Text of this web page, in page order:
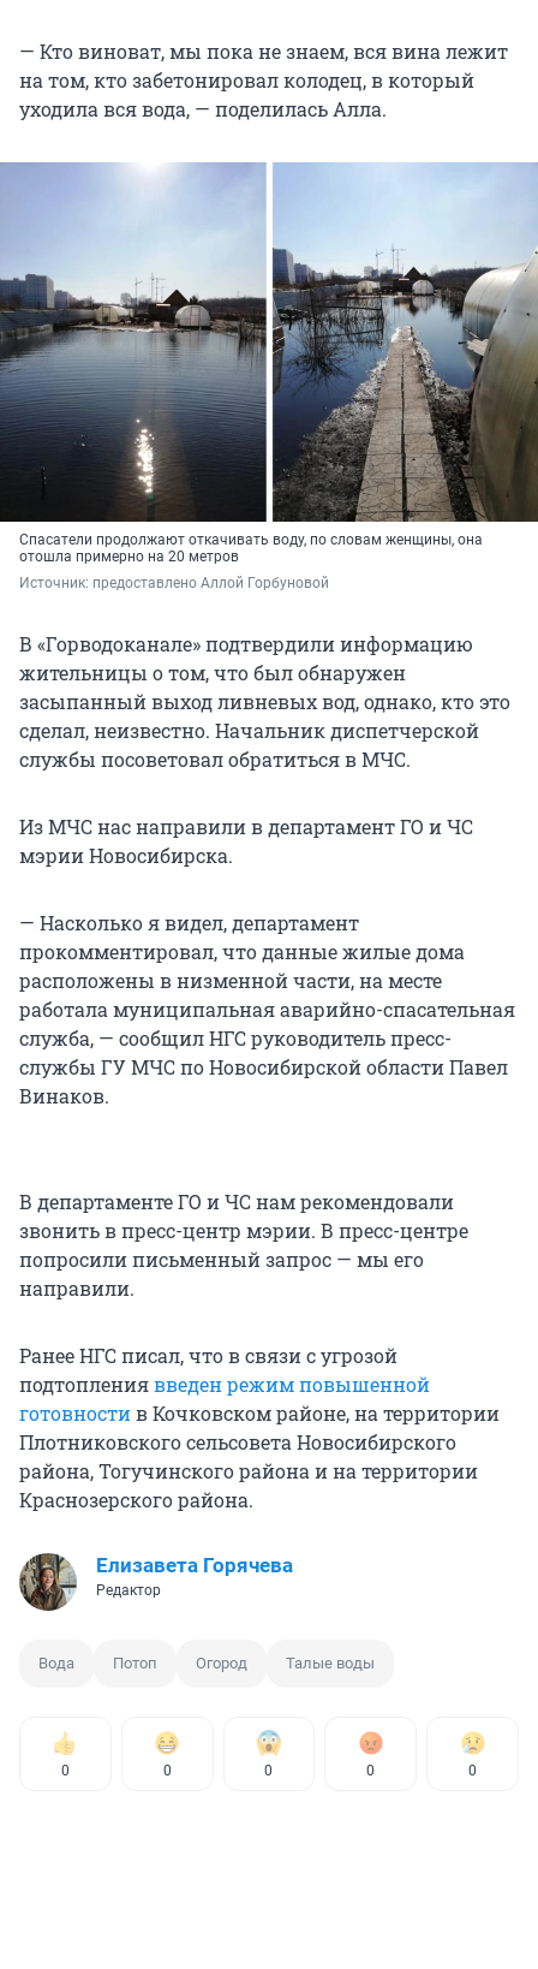
— Кто виноват, мы пока не знаем, вся вина лежит
на том, кто забетонировал колодец, в который
уходила вся вода, — поделилась Алла.
Спасатели продолжают откачивать воду, по словам женщины, она
отошла примерно на 20 метров
Источник: предоставлено Аллой Горбуновой
В «Горводоканале» подтвердили информацию
жительницы о том, что был обнаружен
засыпанный выход ливневых вод, однако, кто это
сделал, неизвестно. Начальник диспетчерской
службы посоветовал обратиться в МЧС.
Из МЧС нас направили в департамент ГО и ЧС
мэрии Новосибирска.
— Насколько я видел, департамент
прокомментировал, что данные жилые дома
расположены в низменной части, на месте
работала муниципальная аварийно-спасательная
служба, — сообщил НГС руководитель пресс-
службы ГУ МЧС по Новосибирской области Павел
Винаков.
В департаменте ГО и ЧС нам рекомендовали
звонить в пресс-центр мэрии. В пресс-центре
попросили письменный запрос — мы его
направили.
Ранее НГС писал, что в связи с угрозой
подтоплениявведен режим повышенной
готовностив Кочковском районе, на территории
Плотниковского сельсовета Новосибирского
района, Тогучинского района и на территории
Краснозерского района.
Елизавета Горячева
Редактор
Вода Потоп Огород Талые воды
0 0 0 0 0